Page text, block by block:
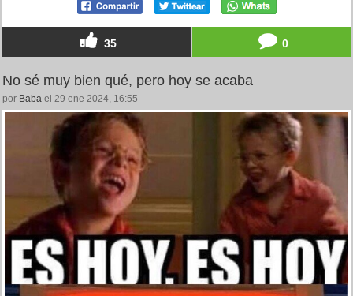
35 0
No sé muy bien qué, pero hoy se acaba
por Baba el 29 ene 2024, 16:55